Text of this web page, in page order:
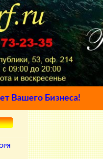
Вашего Бизнеса!